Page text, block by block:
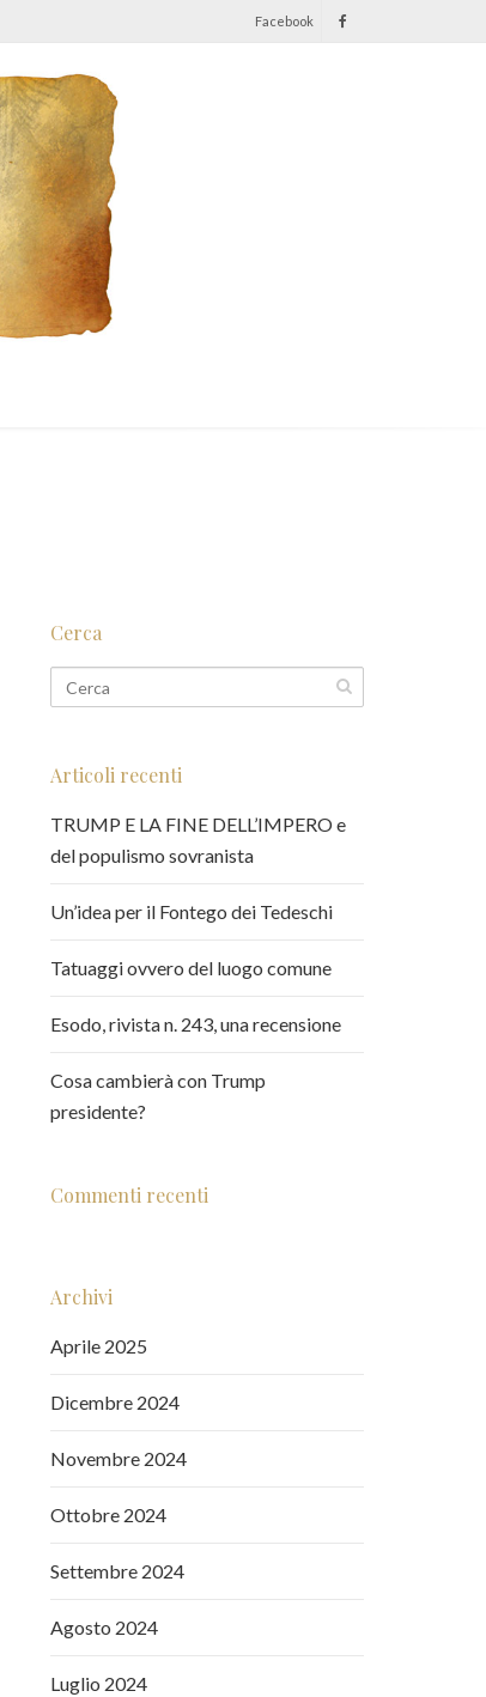
Facebook
Cerca
Articoli recenti
TRUMP E LA FINE DELL’IMPERO e
del populismo sovranista
Un’idea per il Fontego dei Tedeschi
Tatuaggi ovvero del luogo comune
Esodo, rivista n. 243, una recensione
Cosa cambierà con Trump
presidente?
Commenti recenti
Archivi
Aprile 2025
Dicembre 2024
Novembre 2024
Ottobre 2024
Settembre 2024
Agosto 2024
Luglio 2024